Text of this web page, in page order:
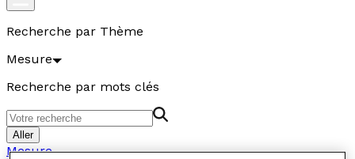
Recherche par Thème
Mesure
Recherche par mots clés
Aller
Mesure